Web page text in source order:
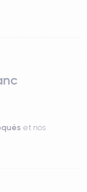
et nos